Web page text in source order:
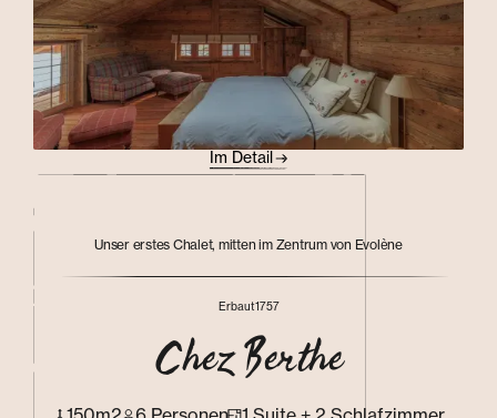
Im Detail
Unser erstes Chalet, mitten im Zentrum von Evolène
Erbaut1757
Chez Berthe